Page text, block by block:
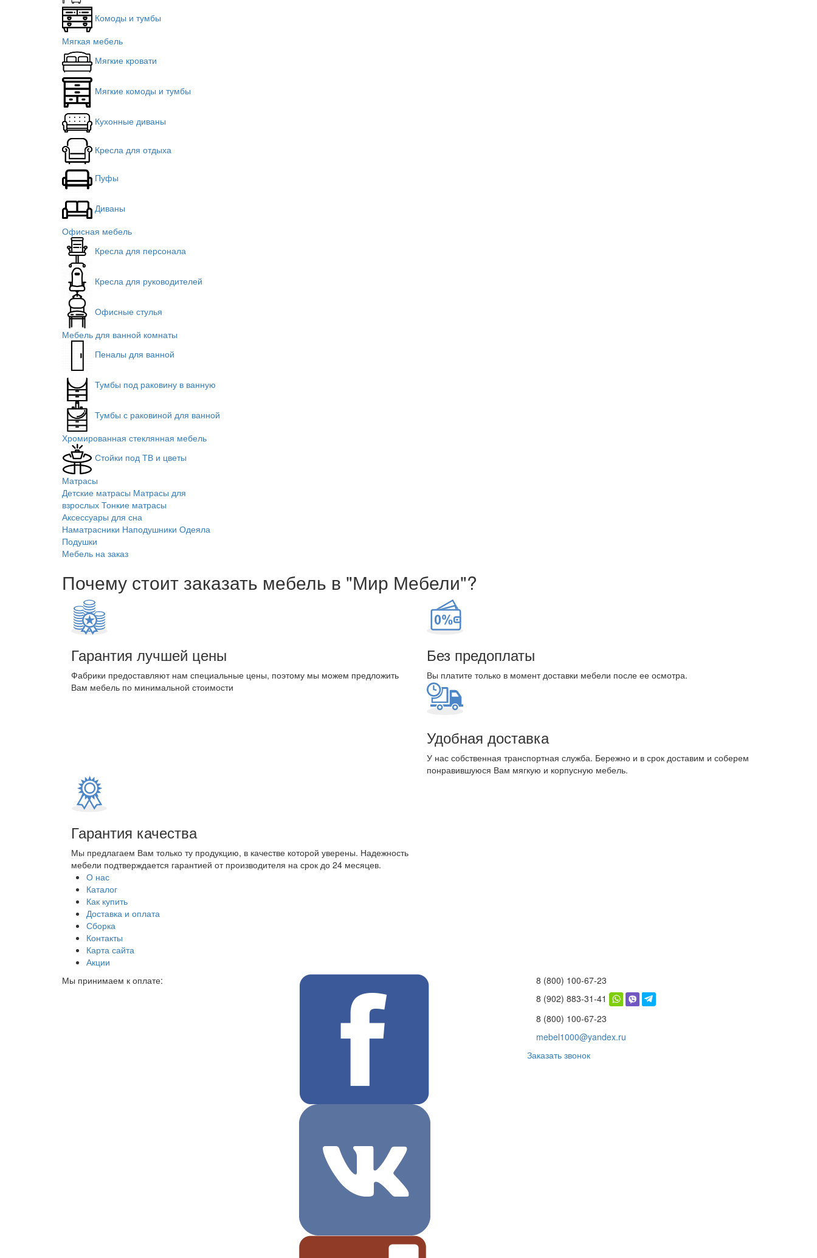
Комоды и тумбы
Мягкая мебель
Мягкие кровати
Мягкие комоды и тумбы
Кухонные диваны
Кресла для отдыха
Пуфы
Диваны
Офисная мебель
Кресла для персонала
Кресла для руководителей
Офисные стулья
Мебель для ванной комнаты
Пеналы для ванной
Тумбы под раковину в ванную
Тумбы с раковиной для ванной
Хромированная стеклянная мебель
Стойки под ТВ и цветы
Матрасы
Детские матрасы Матрасы для
взрослых Тонкие матрасы
Аксессуары для сна
Наматрасники Наподушники Одеяла
Подушки
Мебель на заказ
Почему стоит заказать мебель в "Мир Мебели"?
Гарантия лучшей цены
Фабрики предоставляют нам специальные цены, поэтому мы можем предложить
Вам мебель по минимальной стоимости
Без предоплаты
Вы платите только в момент доставки мебели после ее осмотра.
Удобная доставка
У нас собственная транспортная служба. Бережно и в срок доставим и соберем
понравившуюся Вам мягкую и корпусную мебель.
Гарантия качества
Мы предлагаем Вам только ту продукцию, в качестве которой уверены. Надежность
мебели подтверждается гарантией от производителя на срок до 24 месяцев.
О нас
Каталог
Как купить
Доставка и оплата
Сборка
Контакты
Карта сайта
Акции
Мы принимаем к оплате:
8 (800) 100-67-23
8 (902) 883-31-41
8 (800) 100-67-23
mebel1000@yandex.ru
Заказать звонок